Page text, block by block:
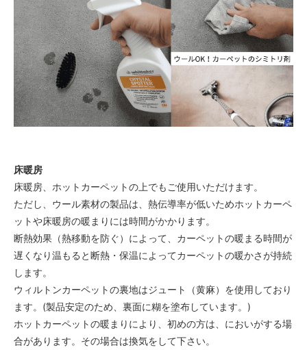
床暖房
床暖房、ホットカーペットの上でもご使用いただけます。
ただし、ウール素材の製品は、熱伝導率が低いためホットカーペ
ットや床暖房の暖まりには時間がかかります。
断熱効果（熱移動を防ぐ）によって、カーペットの暖まる時間が
遅くなり温もると断熱・保温によってカーペットの暖かさが持続
します。
ウィルトンカーペットの裏地はジュート（黄麻）を使用しており
ます。(製品安定のため、裏面に糊を塗布しています。)
ホットカーペットの暖まりにより、初めの方は、においがする場
合があります。その場合は換気をして下さい。